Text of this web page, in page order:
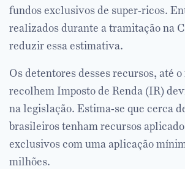
fundos exclusivos de super-ricos.
realizados durante a tramitação na
reduzir essa estimativa.
Os detentores desses recursos, até
recolhem Imposto de Renda (IR)
na legislação. Estima-se que cerca
brasileiros tenham recursos
exclusivos com uma aplicação
milhões.